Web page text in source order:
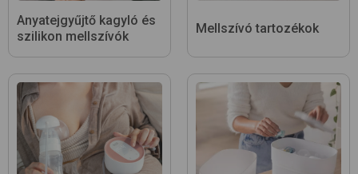
Anyatejgyűjtő kagyló és
szilikon mellszívók
Mellszívó tartozékok